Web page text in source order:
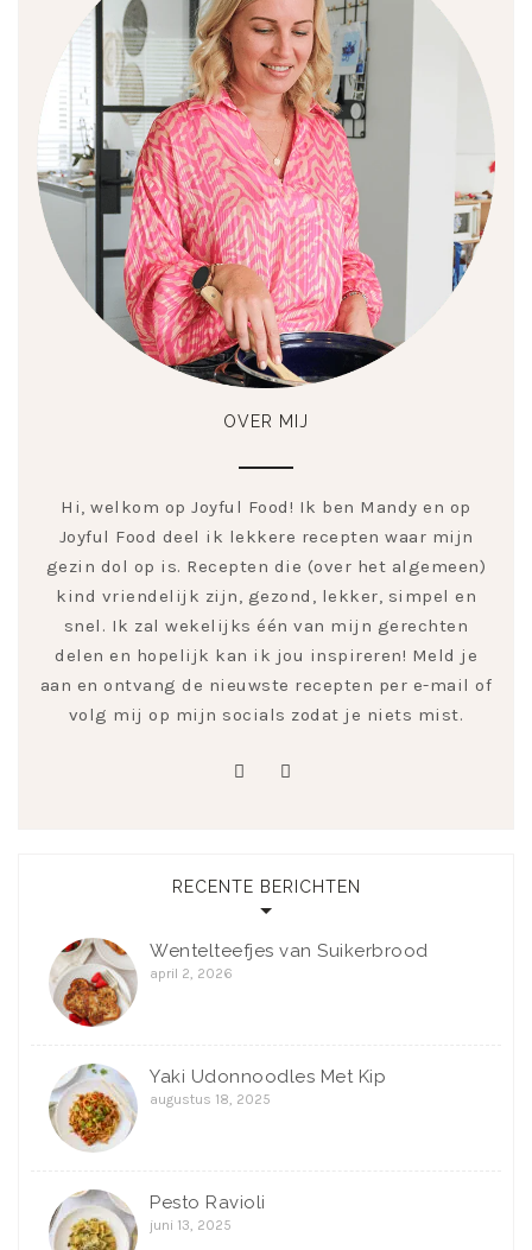
OVER MIJ
Hi, welkom op Joyful Food! Ik ben Mandy en op
Joyful Food deel ik lekkere recepten waar mijn
gezin dol op is. Recepten die (over het algemeen)
kind vriendelijk zijn, gezond, lekker, simpel en
snel. Ik zal wekelijks één van mijn gerechten
delen en hopelijk kan ik jou inspireren! Meld je
aan en ontvang de nieuwste recepten per e-mail of
volg mij op mijn socials zodat je niets mist.
RECENTE BERICHTEN
Wentelteefjes van Suikerbrood
april 2, 2026
Yaki Udonnoodles Met Kip
augustus 18, 2025
Pesto Ravioli
juni 13, 2025